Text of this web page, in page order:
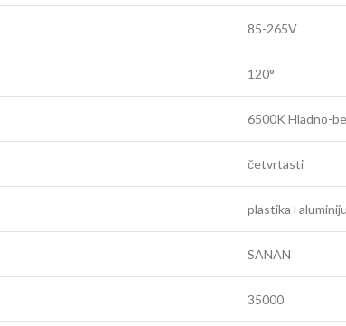
85-265V
120°
6500K Hladno-
četvrtasti
SANAN
35000